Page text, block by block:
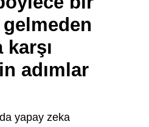
adımlar
yapay zeka